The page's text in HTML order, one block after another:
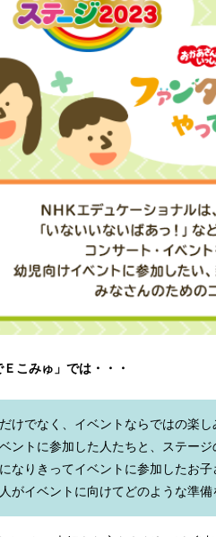
Ｅこみゅ」では・・・
けでなく、イベントならではの楽
ントに参加した人たちと、ステー
なりきってイベントに参加したお